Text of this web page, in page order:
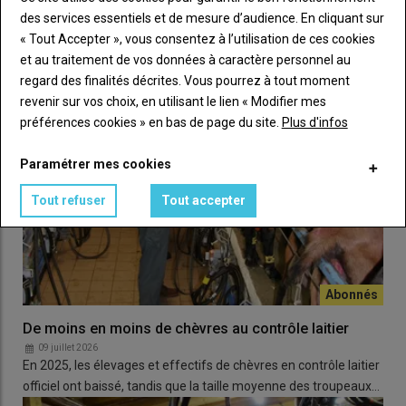
molécules inhibitrices (contre Listeria ). «Nos travaux
permettent de prioriser les mesures de maîtrise mais demandent
à être valider par le terrain
», conclut Estelle Chaix en
reconnaissant les efforts déjà fait par les filières et en appelant
les professionnelles à diffuser ces mesures, notamment via
les Guides de bonnes pratiques d’hygiène (GBPH).
salué mais l’avis de l’Anses inquiète
Le cri d’alarme des producteurs
Jean-Philippe Bonnefoy,
fromager fermier en Saône-
de la Fnec, a exprimé les
craintes et lescolères des
LES PLUS LUS
De moins en moins de chèvres au contrôle laitier
09 juillet 2026
En 2025, les élevages et effectifs de chèvres en contrôle laitier
officiel ont baissé, tandis que la taille moyenne des troupeaux…
des services essentiels et de mesure d’audience. En cliquant sur
« Tout Accepter », vous consentez à l’utilisation de ces cookies
et au traitement de vos données à caractère personnel au
regard des finalités décrites. Vous pourrez à tout moment
revenir sur vos choix, en utilisant le lien « Modifier mes
préférences cookies » en bas de page du site. Plus d'infos
Paramétrer mes cookies
Tout refuser Tout accepter